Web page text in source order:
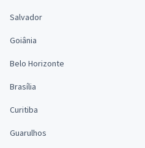
Salvador
Goiânia
Belo Horizonte
Brasília
Curitiba
Guarulhos